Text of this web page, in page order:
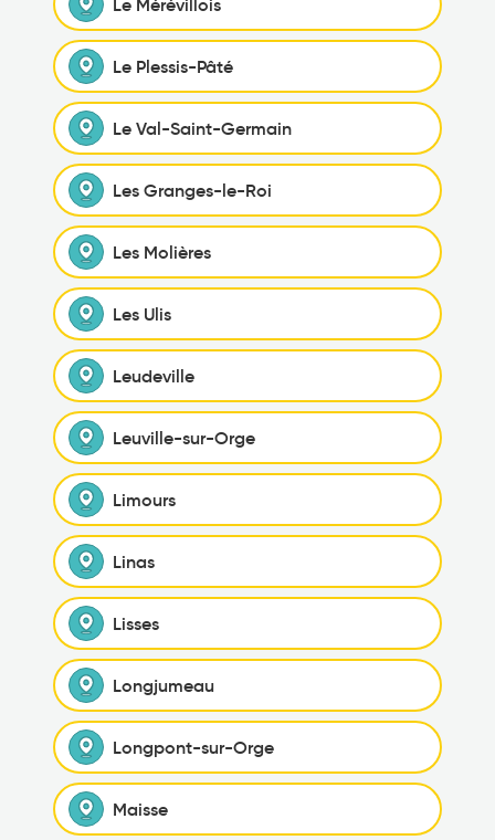
Le Plessis-Pâté
Le Val-Saint-Germain
Les Granges-le-Roi
Les Molières
Les Ulis
Leudeville
Leuville-sur-Orge
Limours
Linas
Lisses
Longjumeau
Longpont-sur-Orge
Maisse